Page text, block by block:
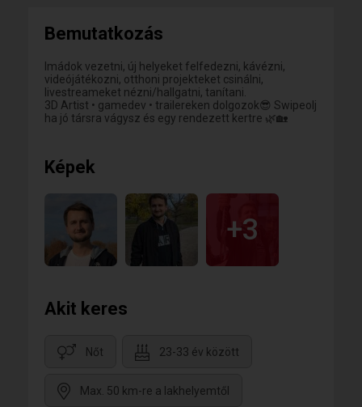
Bemutatkozás
Imádok vezetni, új helyeket felfedezni, kávézni,
videójátékozni, otthoni projekteket csinálni,
livestreameket nézni/hallgatni, tanítani.
3D Artist • gamedev • trailereken dolgozok😎 Swipeolj
ha jó társra vágysz és egy rendezett kertre 🌿🏡
Képek
+3
Akit keres
Nőt 23-33 év között
Max. 50 km-re a lakhelyemtől